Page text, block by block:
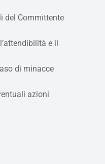
del Committente
e il
di minacce
azioni